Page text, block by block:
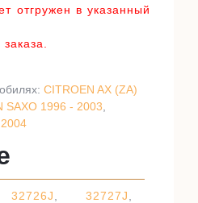
отгружен в указанный
CITROEN AX (ZA)
SAXO 1996 - 2003
32726J 32727J